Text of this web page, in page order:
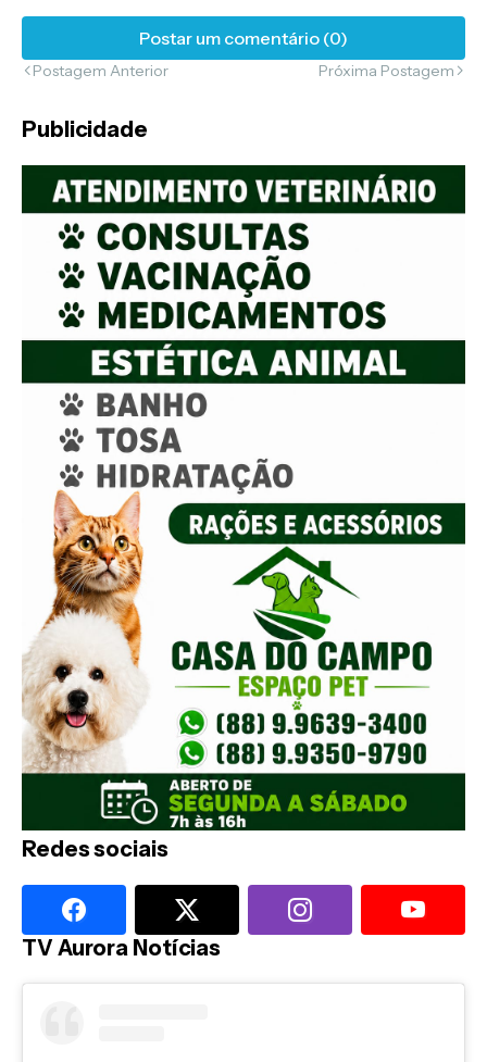
Postar um comentário (0)
Postagem Anterior Próxima Postagem
Publicidade
Redes sociais
TV Aurora Notícias